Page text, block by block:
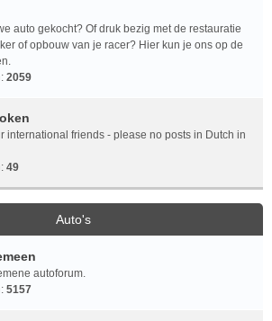
auto gekocht? Of druk bezig met de restauratie
of opbouw van je racer? Hier kun je ons op de
2059
international friends - please no posts in Dutch in
49
Auto's
autoforum.
5157